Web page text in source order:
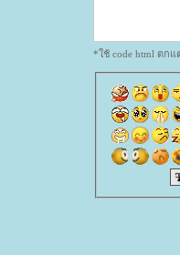
*ใช้ code html ตก